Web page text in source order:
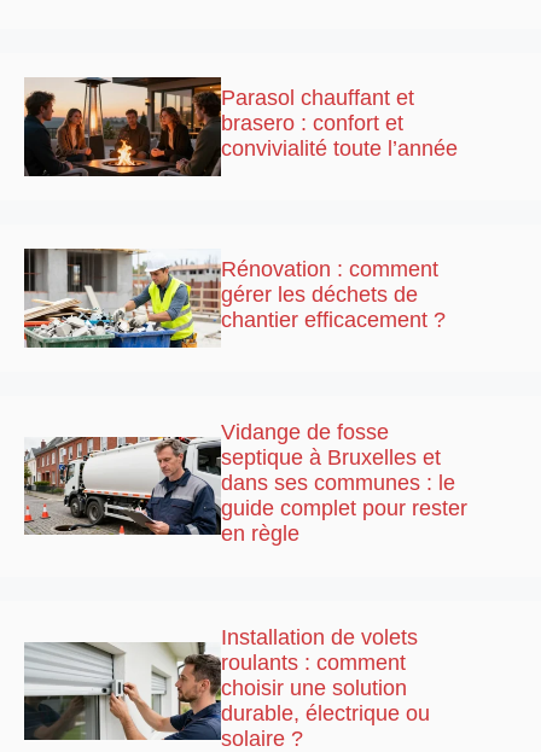
Parasol chauffant et
brasero : confort et
convivialité toute l’année
Rénovation : comment
gérer les déchets de
chantier efficacement ?
Vidange de fosse
septique à Bruxelles et
dans ses communes : le
guide complet pour rester
en règle
Installation de volets
roulants : comment
choisir une solution
durable, électrique ou
solaire ?